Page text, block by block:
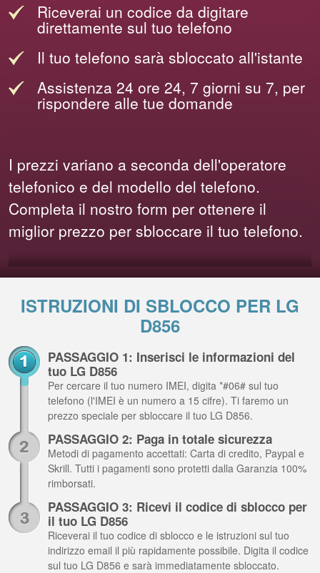
Riceverai un codice da digitare
direttamente sul tuo telefono
Il tuo telefono sarà sbloccato all'istante
Assistenza 24 ore 24, 7 giorni su 7, per
rispondere alle tue domande
I prezzi variano a seconda dell'operatore
telefonico e del modello del telefono.
Completa il nostro form per ottenere il
miglior prezzo per sbloccare il tuo telefono.
ISTRUZIONI DI SBLOCCO PER LG
D856
PASSAGGIO 1: Inserisci le informazioni del
tuo LG D856
Per cercare il tuo numero IMEI, digita *#06# sul tuo
telefono (l'IMEI è un numero a 15 cifre). Ti faremo un
prezzo speciale per sbloccare il tuo LG D856.
PASSAGGIO 2: Paga in totale sicurezza
Metodi di pagamento accettati: Carta di credito, Paypal e
Skrill. Tutti i pagamenti sono protetti dalla Garanzia 100%
rimborsati.
PASSAGGIO 3: Ricevi il codice di sblocco per
il tuo LG D856
Riceverai il tuo codice di sblocco e le istruzioni sul tuo
indirizzo email il più rapidamente possibile. Digita il codice
sul tuo LG D856 e sarà immediatamente sbloccato.